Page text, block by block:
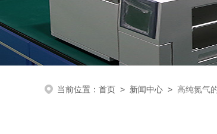
当前位置： 首页 > 新闻中心 > 高纯氮气